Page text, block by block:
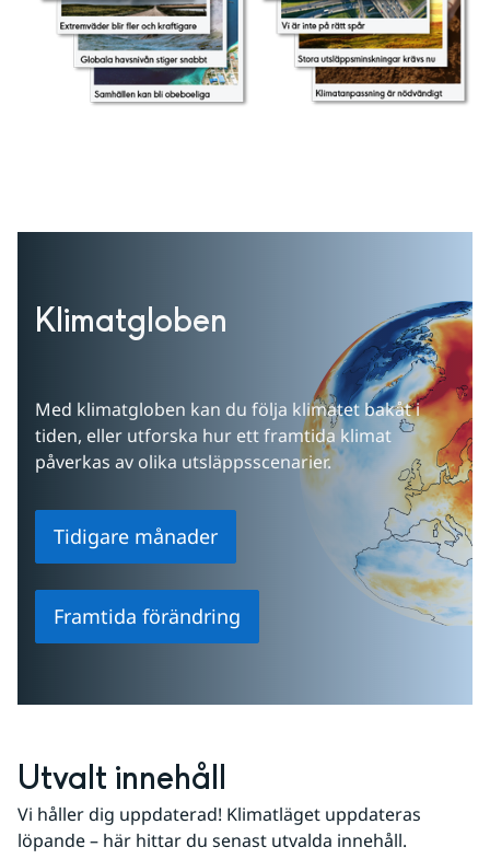
Klimatgloben
Med klimatgloben kan du följa klimatet bakåt i
tiden, eller utforska hur ett framtida klimat
påverkas av olika utsläppsscenarier.
Tidigare månader
Framtida förändring
Utvalt innehåll
Vi håller dig uppdaterad! Klimatläget uppdateras
löpande – här hittar du senast utvalda innehåll.